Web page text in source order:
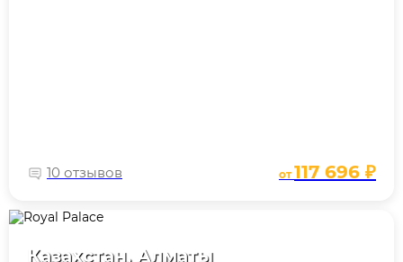
10 отзывов от117 696 ₽
Казахстан, Алматы